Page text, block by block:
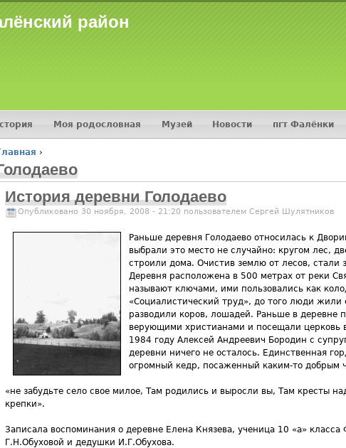
район
здесь
›
История деревни Голодаево
Опубликовано 30 ноября, 2008 - 21:20 пользователем Сергей Шулятников
Раньше деревня Голодаево относилась к
выбрали это место не случайно: кругом лес,
строили дома. Очистив землю от лесов, стали
Деревня расположена в 500 метрах от реки
называют ключами, ими пользовались как
«Социалистический труд», до того люди
разводили коров, лошадей. Раньше в деревне
верующими христианами и посещали церковь
1984 году Алексей Андреевич Бородин с
деревни ничего не осталось. Единственная
огромный кедр, посаженный каким-то добрым
«не забудьте село свое милое, Там родились и выросли вы, Там кресты
крепки».
Записала воспоминания о деревне Елена Князева, ученица 10 «а»
Г.Н.Обуховой и дедушки И.Г.Обухова.
Моя родословная Музей Новости пгт Фалёнки